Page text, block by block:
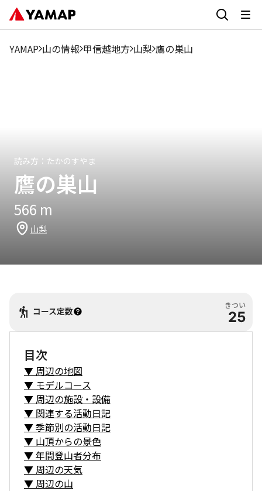
YAMAP 山の情報 甲信越地方 山梨 鷹の巣山
読み方： たかのすやま
鷹の巣山
566 m
山梨
コース定数
きつい
25
目次
▼ 周辺の地図
▼ モデルコース
▼ 周辺の施設・設備
▼ 関連する活動日記
▼季節別の活動日記
▼ 山頂からの景色
▼年間登山者分布
▼ 周辺の天気
▼ 周辺の山
1月 2月 3月 8月 9月